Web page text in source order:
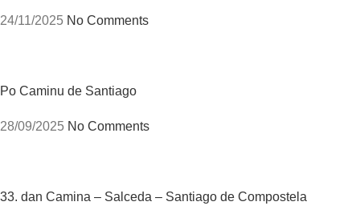
24/11/2025 No Comments
Po Caminu de Santiago
28/09/2025 No Comments
33. dan Camina – Salceda – Santiago de Compostela